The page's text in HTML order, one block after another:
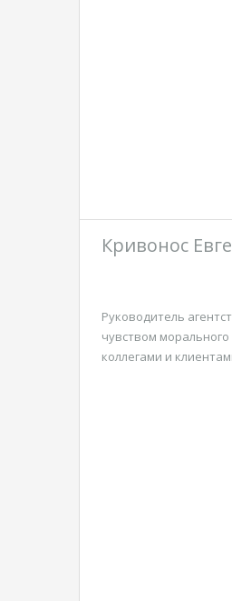
Кривонос
Руководитель
чувством
коллегами и